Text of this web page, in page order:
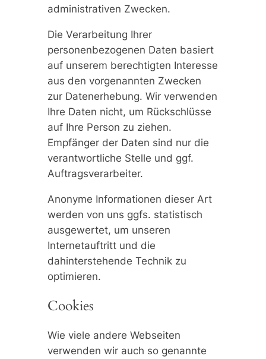
administrativen Zwecken.
Die Verarbeitung Ihrer
personenbezogenen Daten basiert
auf unserem berechtigten Interesse
aus den vorgenannten Zwecken
zur Datenerhebung. Wir verwenden
Ihre Daten nicht, um Rückschlüsse
auf Ihre Person zu ziehen.
Empfänger der Daten sind nur die
verantwortliche Stelle und ggf.
Auftragsverarbeiter.
Anonyme Informationen dieser Art
werden von uns ggfs. statistisch
ausgewertet, um unseren
Internetauftritt und die
dahinterstehende Technik zu
optimieren.
Cookies
Wie viele andere Webseiten
verwenden wir auch so genannte